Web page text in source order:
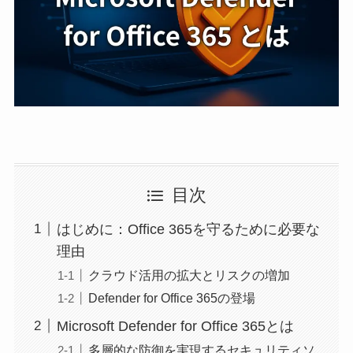
目次
はじめに：Office 365を守るために必要な
理由
クラウド活用の拡大とリスクの増加
Defender for Office 365の登場
Microsoft Defender for Office 365とは
多層的な防御を実現するセキュリティソ